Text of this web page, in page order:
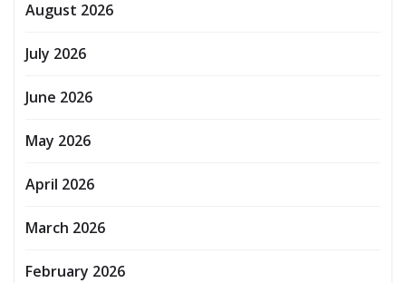
August 2026
July 2026
June 2026
May 2026
April 2026
March 2026
February 2026